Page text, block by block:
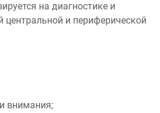
на диагностике и
центральной и периферической
внимания;